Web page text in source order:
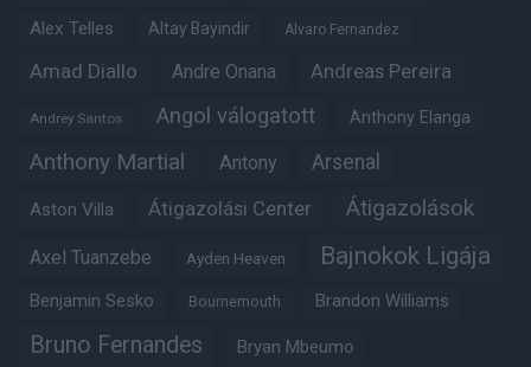
Alex Telles Altay Bayindir Alvaro Fernandez
Amad Diallo Andre Onana Andreas Pereira
Andrey Santos Angol válogatott Anthony Elanga
Anthony Martial Antony Arsenal
Aston Villa Átigazolási Center Átigazolások
Axel Tuanzebe Ayden Heaven Bajnokok Ligája
Benjamin Sesko Bournemouth Brandon Williams
Bruno Fernandes Bryan Mbeumo